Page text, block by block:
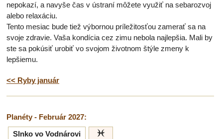
nepokazí, a navyše čas v ústraní môžete využiť na sebarozvoj
alebo relaxáciu.
Tento mesiac bude tiež výbornou príležitosťou zamerať sa na
svoje zdravie. Vaša kondícia cez zimu nebola najlepšia. Mali by
ste sa pokúsiť urobiť vo svojom životnom štýle zmeny k
lepšiemu.
<< Ryby január
Planéty - Február 2027:
Slnko vo Vodnárovi
l